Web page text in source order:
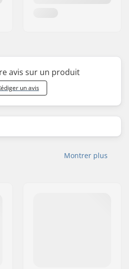
avis sur un produit
un avis
Montrer plus